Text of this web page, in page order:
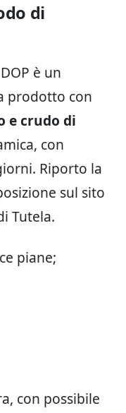
di
è un
prodotto con
e crudo di
con
Riporto la
sul sito
Tutela.
piane;
con possibile